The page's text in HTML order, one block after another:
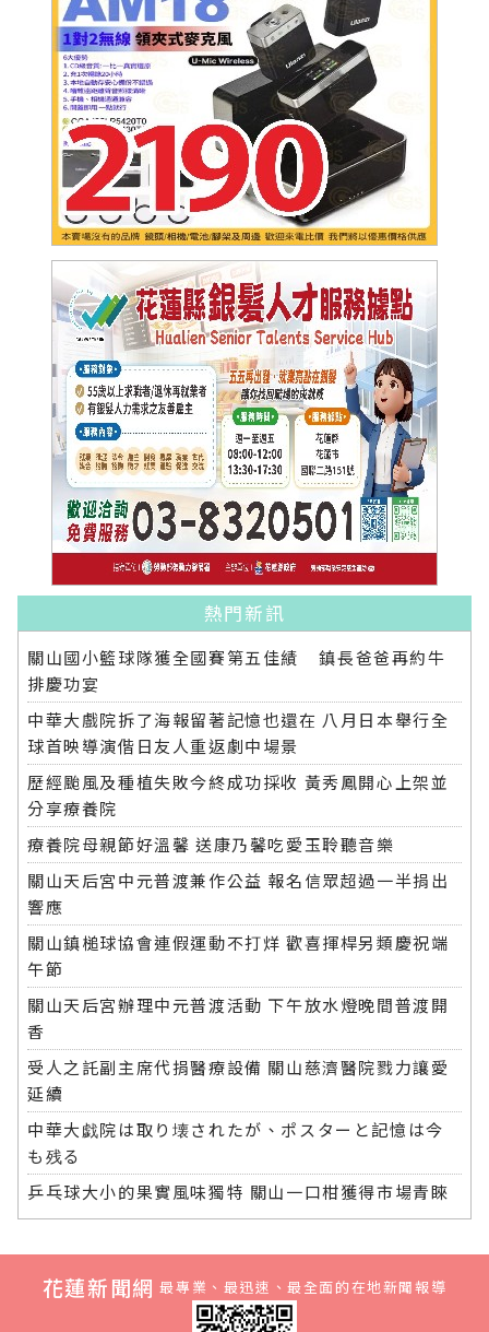
熱門新訊
關山國小籃球隊獲全國賽第五佳績 鎮長爸爸再約牛
排慶功宴
中華大戲院拆了海報留著記憶也還在 八月日本舉行全
球首映導演偕日友人重返劇中場景
歷經颱風及種植失敗今終成功採收 黃秀鳳開心上架並
分享療養院
療養院母親節好溫馨 送康乃馨吃愛玉聆聽音樂
關山天后宮中元普渡兼作公益 報名信眾超過一半捐出
響應
關山鎮槌球協會連假運動不打烊 歡喜揮桿另類慶祝端
午節
關山天后宮辦理中元普渡活動 下午放水燈晚間普渡開
香
受人之託副主席代捐醫療設備 關山慈濟醫院戮力讓愛
延續
中華大戯院は取り壊されたが、ポスターと記憶は今
も残る
乒乓球大小的果實風味獨特 關山一口柑獲得市場青睞
花蓮新聞網 最專業、最迅速、最全面的在地新聞報導